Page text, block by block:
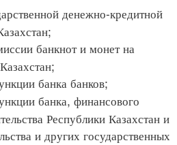
денежно-кредитной
банкнот и монет на
банка банков;
банка, финансового
Республики Казахстан и
и других государственных